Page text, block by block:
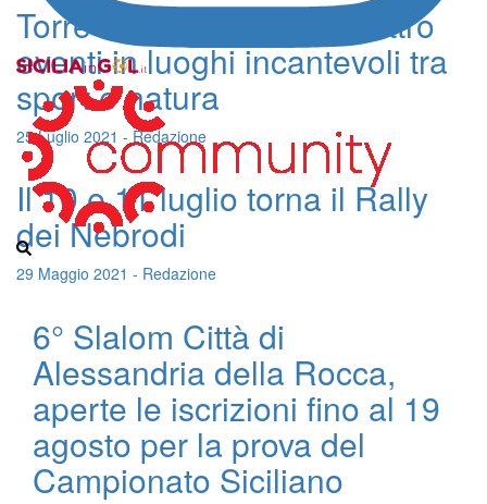
Torre Bianca Games, quattro
eventi in luoghi incantevoli tra
sport e natura
25 Luglio 2021 - Redazione
Il 10 e 11 luglio torna il Rally
dei Nebrodi
29 Maggio 2021 - Redazione
6° Slalom Città di
Alessandria della Rocca,
aperte le iscrizioni fino al 19
agosto per la prova del
Campionato Siciliano